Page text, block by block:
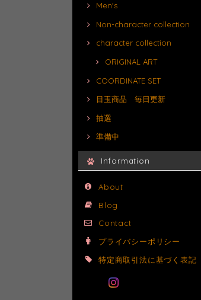
Men's
Non-character collection
character collection
ORIGINAL ART
COORDINATE SET
目玉商品 毎日更新
抽選
準備中
Information
About
Blog
Contact
プライバシーポリシー
特定商取引法に基づく表記